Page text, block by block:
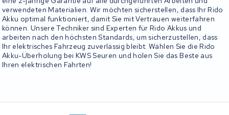
verwendeten Materialien. Wir möchten sicherstellen, dass Ihr Rido
Akku optimal funktioniert, damit Sie mit Vertrauen weiterfahren
können. Unsere Techniker sind Experten für Rido Akkus und
arbeiten nach den höchsten Standards, um sicherzustellen, dass
Ihr elektrisches Fahrzeug zuverlässig bleibt. Wählen Sie die Rido
Akku-Überholung bei KWS Seuren und holen Sie das Beste aus
Ihren elektrischen Fahrten!